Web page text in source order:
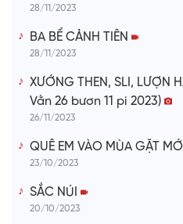
28/11/2023
BA BỂ CẢNH TIÊN
28/11/2023
XƯỚNG THEN, SLI, LƯỢN
Vằn 26 bươn 11 pi 2023)
26/11/2023
QUÊ EM VÀO MÙA GẶT MỚI
23/10/2023
SẮC NÚI
20/10/2023